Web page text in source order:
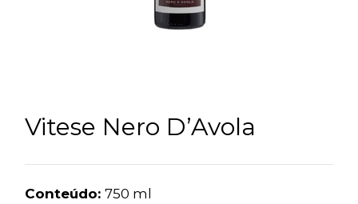
Vitese Nero D’Avola
Conteúdo: 750 ml